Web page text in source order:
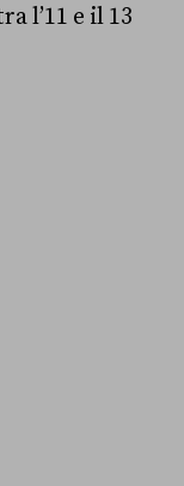
l’11 e il 13